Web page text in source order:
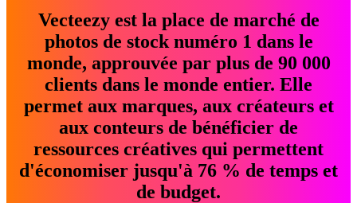
Vecteezy est la place de marché de
photos de stock numéro 1 dans le
monde, approuvée par plus de 90 000
clients dans le monde entier. Elle
permet aux marques, aux créateurs et
aux conteurs de bénéficier de
ressources créatives qui permettent
d'économiser jusqu'à 76 % de temps et
de budget.